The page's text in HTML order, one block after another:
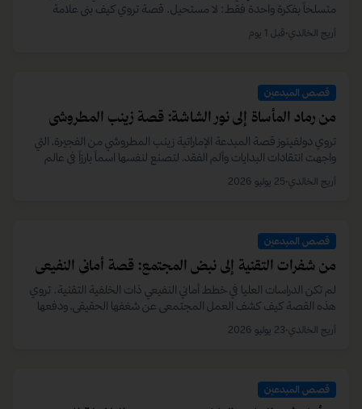
واجهت في بدايتها تحدياً أكاديمياً، فحوّلته إلى أفضل مشروع تخرج في
دفعتها. اليوم، تواصل فاطمة الشرهان تحويل التحديات إلى فرص، لتبني
هوية إبداعية ملهمة تجمع بين التصميم، الإعلام، والعمل المجتمعي.
أريج الخالدي •18 مايو 2026
الجديدة
واجه رائد الأعمال عدنان الكندي تحديات كبرى خلال جائحة كورونا، فحوّل
مساره من الاستشارات الاستثمارية إلى تأسيس كيان متخصص بتجارة البن
الإندونيسي.
أريج الخالدي• 13 مايو 2026
كيف تبدأ من جديد: حكاية خالد الحرمي